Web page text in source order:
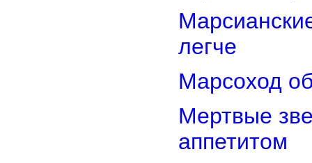
легче
Марсоход
Мертвые
аппетитом